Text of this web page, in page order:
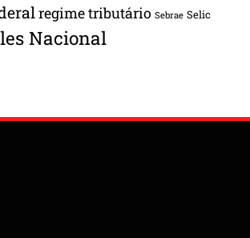
regime tributário Sebrae Selic
Nacional